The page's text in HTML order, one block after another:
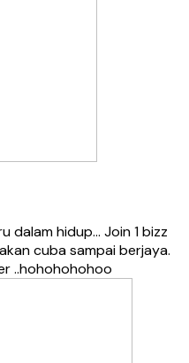
dalam hidup… Join 1 bizz
cuba sampai berjaya.
..hohohohohoo